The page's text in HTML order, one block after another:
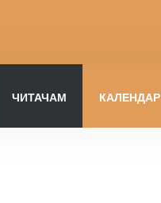
ЧИТАЧАМ КАЛЕНДАР